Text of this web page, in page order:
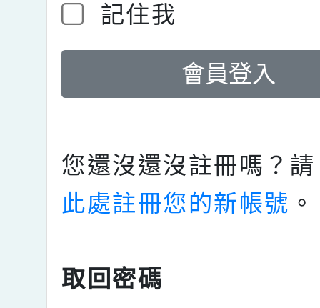
記住我
會員登入
您還沒還沒註冊嗎？
此處註冊您的新帳號 。
取回密碼